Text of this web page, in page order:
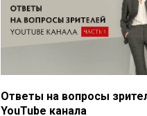
Ответы на вопросы
YouTube канала